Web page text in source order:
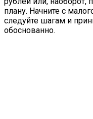
плану. Начните с
следуйте шагам и
обоснованно.